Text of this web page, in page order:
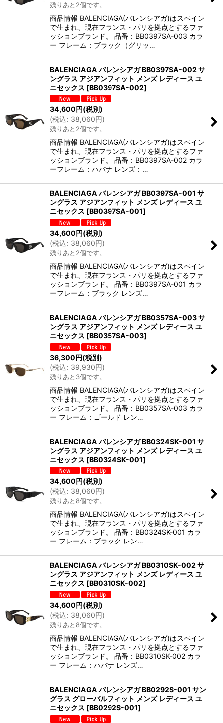
残りあと2個です。
商品情報 BALENCIAGA(バレンシアガ)はスペイン
で生まれ、現在フランス・パリを拠点とするファ
ッションブランド。 品番：BB0397SA-003 カラ
ー フレーム：ブラック（グリッ…
BALENCIAGA バレンシアガ BB0397SA-002 サ
ングラス アジアンフィット メンズ レディース ユ
ニセックス [BB0397SA-002]
34,600 円(税別)
(税込: 38,060円)
残りあと2個です。
商品情報 BALENCIAGA(バレンシアガ)はスペイン
で生まれ、現在フランス・パリを拠点とするファ
ッションブランド。 品番：BB0397SA-002 カラ
ーフレーム：ハバナ レンズ：…
BALENCIAGA バレンシアガ BB0397SA-001 サ
ングラス アジアンフィット メンズ レディース ユ
ニセックス [BB0397SA-001]
34,600円(税別)
(税込: 38,060円)
残りあと2個です。
商品情報 BALENCIAGA(バレンシアガ)はスペイン
で生まれ、現在フランス・パリを拠点とするファ
ッションブランド。 品番：BB0397SA-001 カラ
ーフレーム：ブラック レンズ…
BALENCIAGA バレンシアガ BB0357SA-003 サ
ングラス アジアンフィット メンズ レディース ユ
ニセックス [BB0357SA-003]
36,300円(税別)
(税込: 39,930円)
残りあと3個です。
商品情報 BALENCIAGA(バレンシアガ)はスペイン
で生まれ、現在フランス・パリを拠点とするファ
ッションブランド。 品番：BB0357SA-003 カラ
ー フレーム：ゴールド レン…
BALENCIAGA バレンシアガ BB0324SK-001 サ
ングラス アジアンフィット メンズ レディース ユ
ニセックス [BB0324SK-001]
34,600 円(税別)
(税込: 38,060円)
残りあと8個です。
商品情報 BALENCIAGA(バレンシアガ)はスペイン
で生まれ、現在フランス・パリを拠点とするファ
ッションブランド。 品番：BB0324SK-001 カラ
ー フレーム：ブラック レン…
BALENCIAGA バレンシアガ BB0310SK-002 サ
ングラス アジアンフィット メンズ レディース ユ
ニセックス [BB0310SK-002]
34,600円(税別)
(税込: 38,060円)
残りあと8個です。
商品情報 BALENCIAGA(バレンシアガ)はスペイン
で生まれ、現在フランス・パリを拠点とするファ
ッションブランド。 品番：BB0310SK-002 カラ
ー フレーム：ハバナ レンズ…
BALENCIAGA バレンシアガ BB0292S-001 サン
グラス グローバルフィット メンズ レディース ユ
ニセックス [BB0292S-001]